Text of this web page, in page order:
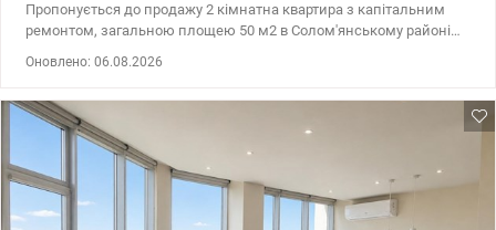
Пропонується до продажу 2 кімнатна квартира з капітальним
ремонтом, загальною площею 50 м2 в Солом'янському районі
простору кухню та роздільний санвузол. Всі меблі та техніка
залишаються новим власникам. Чистий, доглянутий під'їзд.
Чудова транспортна розв'язка. Чекаємо на переглядах! Ціна
100000 у.о. Марина 0937935908 valion.ua/1152928
Оновлено: 06.08.2026